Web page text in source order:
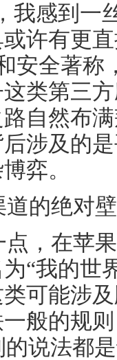
我感到一
许有更
安全著称
类第三
自然布
涉及的
弈。
的绝对
，在苹
“我的世
可能涉
般的规
的说法都